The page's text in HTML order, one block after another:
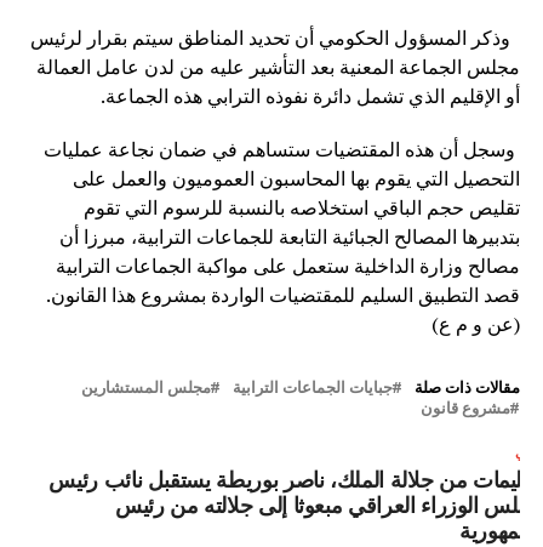
وذكر المسؤول الحكومي أن تحديد المناطق سيتم بقرار لرئيس
مجلس الجماعة المعنية بعد التأشير عليه من لدن عامل العمالة
أو الإقليم الذي تشمل دائرة نفوذه الترابي هذه الجماعة.
وسجل أن هذه المقتضيات ستساهم في ضمان نجاعة عمليات
التحصيل التي يقوم بها المحاسبون العموميون والعمل على
تقليص حجم الباقي استخلاصه بالنسبة للرسوم التي تقوم
بتدبيرها المصالح الجبائية التابعة للجماعات الترابية، مبرزا أن
مصالح وزارة الداخلية ستعمل على مواكبة الجماعات الترابية
قصد التطبيق السليم للمقتضيات الواردة بمشروع هذا القانون.
(عن و م ع)
مقالات ذات صلة جبايات الجماعات الترابية
مجلس المستشارين
مشروع قانون
من جلالة الملك، ناصر بوريطة يستقبل نائب رئيس
الوزراء العراقي مبعوثا إلى جلالته من رئيس